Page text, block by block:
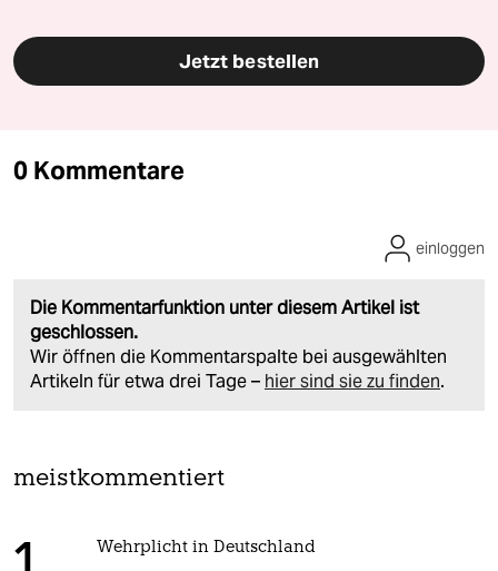
Jetzt bestellen
0 Kommentare
Die Kommentarfunktion unter diesem Artikel ist
geschlossen.
Wir öffnen die Kommentarspalte bei ausgewählten
Artikeln für etwa drei Tage – hier sind sie zu finden.
einloggen
meistkommentiert
Wehrplicht in Deutschland